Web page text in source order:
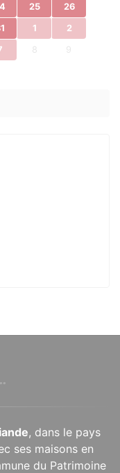
25 26
1 2
8 9
, dans le pays
ses maisons en
du Patrimoine